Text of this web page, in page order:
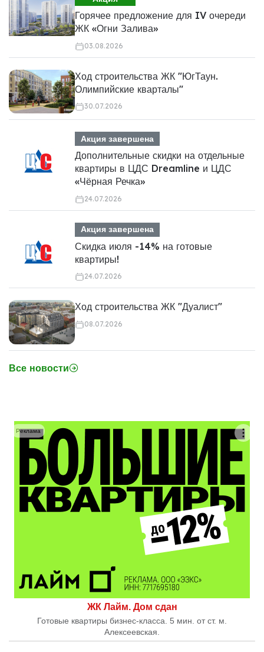
Горячее предложение для IV очереди
ЖК «Огни Залива»
03.08.2026
Ход строительства ЖК "ЮгТаун.
Олимпийские кварталы"
30.07.2026
Акция завершена
Дополнительные скидки на отдельные
квартиры в ЦДС Dreamline и ЦДС
«Чёрная Речка»
24.07.2026
Акция завершена
Скидка июля -14% на готовые
квартиры!
24.07.2026
Ход строительства ЖК "Дуалист"
08.07.2026
Все новости
ЖК Лайм. Дом сдан
Готовые квартиры бизнес-класса. 5 мин. от ст. м.
Алексеевская.
Реклама